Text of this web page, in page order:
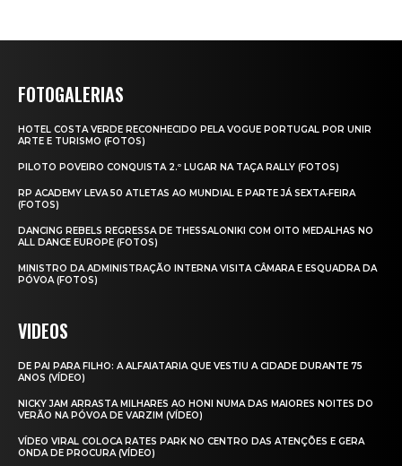
FOTOGALERIAS
HOTEL COSTA VERDE RECONHECIDO PELA VOGUE PORTUGAL POR UNIR
ARTE E TURISMO (FOTOS)
PILOTO POVEIRO CONQUISTA 2.º LUGAR NA TAÇA RALLY (FOTOS)
RP ACADEMY LEVA 50 ATLETAS AO MUNDIAL E PARTE JÁ SEXTA‑FEIRA
(FOTOS)
DANCING REBELS REGRESSA DE THESSALONIKI COM OITO MEDALHAS NO
ALL DANCE EUROPE (FOTOS)
MINISTRO DA ADMINISTRAÇÃO INTERNA VISITA CÂMARA E ESQUADRA DA
PÓVOA (FOTOS)
VIDEOS
DE PAI PARA FILHO: A ALFAIATARIA QUE VESTIU A CIDADE DURANTE 75
ANOS (VÍDEO)
NICKY JAM ARRASTA MILHARES AO HONI NUMA DAS MAIORES NOITES DO
VERÃO NA PÓVOA DE VARZIM (VÍDEO)
VÍDEO VIRAL COLOCA RATES PARK NO CENTRO DAS ATENÇÕES E GERA
ONDA DE PROCURA (VÍDEO)